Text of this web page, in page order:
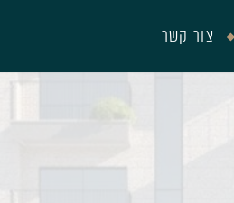
צור קשר